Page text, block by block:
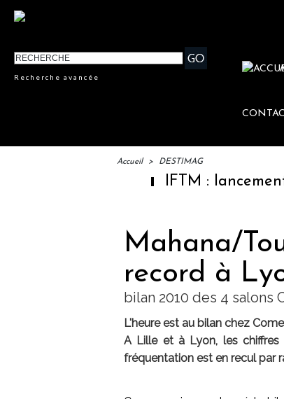
Recherche avancée
Accueil > DESTIMAG
IFTM : lancement
Mahana/
record à
bilan 2010 des 4 salons
L'heure est au bilan chez
A Lille et à Lyon, les
fréquentation est en recul par